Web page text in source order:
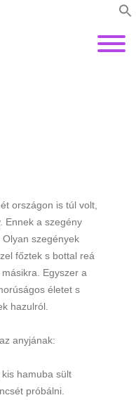
országon is túl volt,
Ennek a szegény
szegények
főztek s bottal reá
Egyszer a
életet s
hazulról.
anyjának:
hamuba sült
próbálni.